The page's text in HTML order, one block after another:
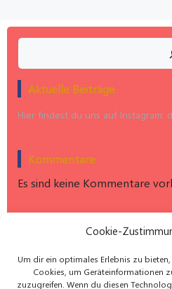
Cookie-
Um dir ein optimales Erlebnis zu
Cookies, um Geräteinformationen
zuzugreifen. Wenn du diesen
Suchen
Aktuelle Beiträge
Hier findest du uns auf Instagram:
Kommentare
Es sind keine Kommentare
Hier findest du uns auf Instagram: